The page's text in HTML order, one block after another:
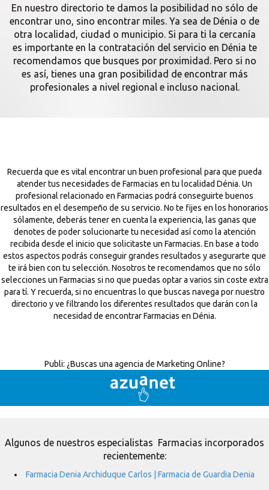
En nuestro directorio te damos la posibilidad no sólo de
encontrar uno, sino encontrar miles. Ya sea de Dénia o de
otra localidad, ciudad o municipio. Si para ti la cercanía
es importante en la contratación del servicio en Dénia te
recomendamos que busques por proximidad. Pero si no
es así, tienes una gran posibilidad de encontrar más
profesionales a nivel regional e incluso nacional.
Recuerda que es vital encontrar un buen profesional para que pueda
atender tus necesidades de Farmacias en tu localidad Dénia. Un
profesional relacionado en Farmacias podrá conseguirte buenos
resultados en el desempeño de su servicio. No te fijes en los honorarios
sólamente, deberás tener en cuenta la experiencia, las ganas que
denotes de poder solucionarte tu necesidad así como la atención
recibida desde el inicio que solicitaste un Farmacias. En base a todo
estos aspectos podrás conseguir grandes resultados y asegurarte que
te irá bien con tu selección. Nosotros te recomendamos que no sólo
selecciones un Farmacias si no que puedas optar a varios sin coste extra
para tí. Y recuerda, si no encuentras lo que buscas navega por nuestro
directorio y ve filtrando los diferentes resultados que darán con la
necesidad de encontrar Farmacias en Dénia.
Publi: ¿Buscas una agencia de Marketing Online?
Algunos de nuestros especialistas Farmacias incorporados
recientemente:
Farmacia Denia Archiduque Carlos | Farmacia de Guardia Denia